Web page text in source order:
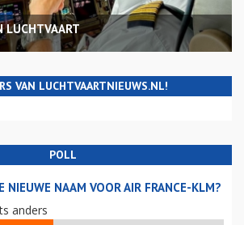
LUCHTVAART
VAN LUCHTVAARTNIEUWS.NL!
POLL
NIEUWE NAAM VOOR AIR FRANCE-KLM?
anders